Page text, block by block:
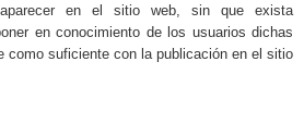
aparecer en el sitio web, sin que exista
en conocimiento de los usuarios dichas
como suficiente con la publicación en el sitio